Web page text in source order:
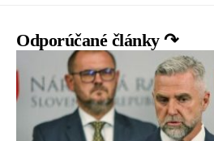
Odporúčané články ↷